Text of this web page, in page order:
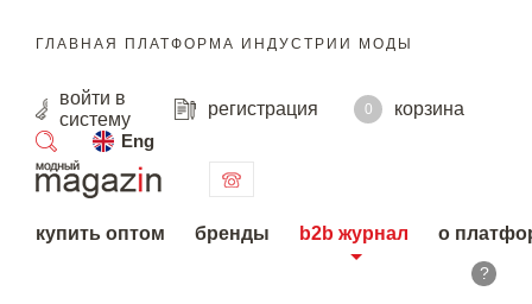
ГЛАВНАЯ ПЛАТФОРМА ИНДУСТРИИ МОДЫ
войти в
систему
регистрация 0
корзина
Eng
поиск
купить оптом бренды b2b журнал о
?